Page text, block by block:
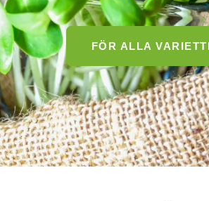
FÖR ALLA